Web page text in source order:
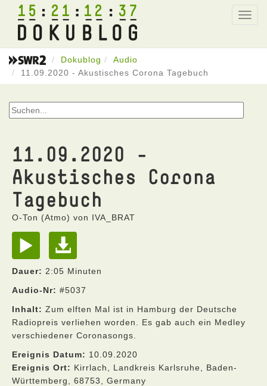
15 21 12 37
Dokublog
Audio
11.09.2020 - Akustisches Corona Tagebuch
11.09.2020 -
Akustisches Corona
Tagebuch
O-Ton (Atmo) von IVA_BRAT
Dauer: 2:05 Minuten
Audio-Nr: #5037
Inhalt: Zum elften Mal ist in Hamburg der Deutsche
Radiopreis verliehen worden. Es gab auch ein Medley
verschiedener Coronasongs.
Ereignis Datum: 10.09.2020
Ereignis Ort: Kirrlach, Landkreis Karlsruhe, Baden-
Württemberg, 68753, Germany